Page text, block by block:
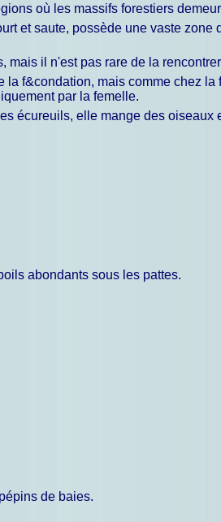
où les massifs forestiers
et saute, possède une vaste
il n'est pas rare de la
f&condation, mais comme chez
par la femelle.
écureuils, elle mange des
abondants sous les pattes.
de baies.